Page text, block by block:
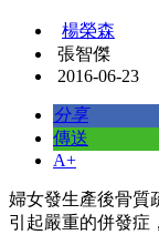
楊榮森
張智傑
2016-06-23
分享
傳送
A+
婦女發生產後骨質
引起嚴重的併發症